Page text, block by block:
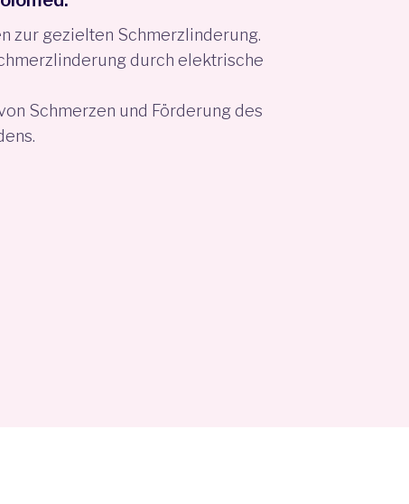
zur gezielten Schmerzlinderung.
durch elektrische
Schmerzen und Förderung des